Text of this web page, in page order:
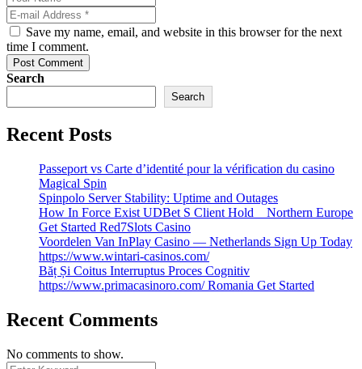
Save my name, email, and website in this browser for the next
time I comment.
Post Comment
Search
Search
Recent Posts
Passeport vs Carte d’identité pour la vérification du casino
Magical Spin
Spinpolo Server Stability: Uptime and Outages
How In Force Exist UDBet S Client Hold _ Northern Europe
Get Started Red7Slots Casino
Voordelen Van InPlay Casino — Netherlands Sign Up Today
https://www.wintari-casinos.com/
Băț Și Coitus Interruptus Proces Cognitiv
https://www.primacasinoro.com/ Romania Get Started
Recent Comments
No comments to show.